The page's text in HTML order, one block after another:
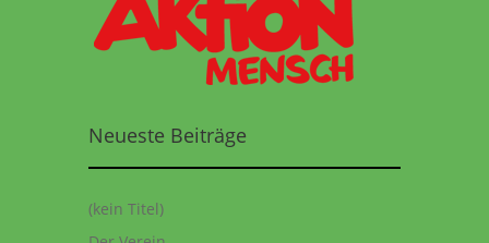
Neueste Beiträge
(kein Titel)